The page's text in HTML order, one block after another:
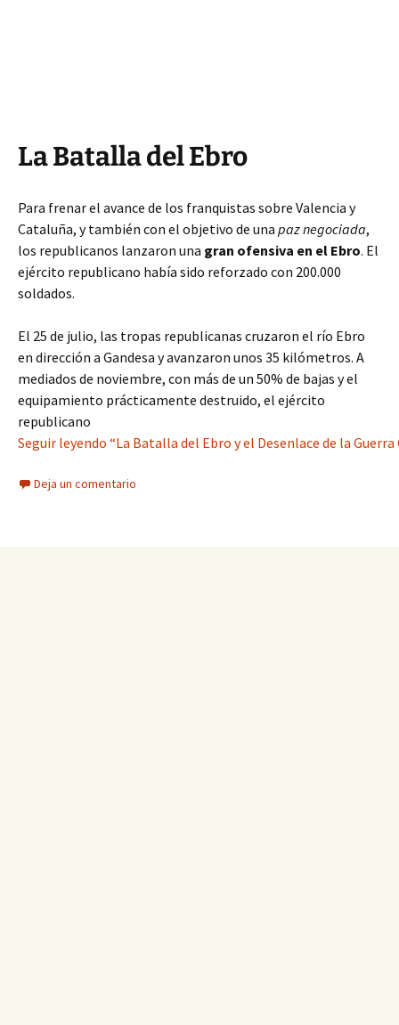
La Batalla del Ebro
Para frenar el avance de los franquistas sobre Valencia y
Cataluña, y también con el objetivo de una paz negociada,
los republicanos lanzaron una gran ofensiva en el Ebro. El
ejército republicano había sido reforzado con 200.000
soldados.
El 25 de julio, las tropas republicanas cruzaron el río Ebro
en dirección a Gandesa y avanzaron unos 35 kilómetros. A
mediados de noviembre, con más de un 50% de bajas y el
equipamiento prácticamente destruido, el ejército
republicano
Seguir leyendo “La Batalla del Ebro y el Desenlace de la
Deja un comentario